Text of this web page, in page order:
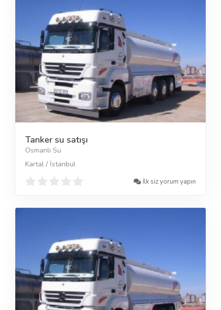
Tanker su satışı
Osmanlı Su
Kartal / İstanbul
İlk siz yorum yapın